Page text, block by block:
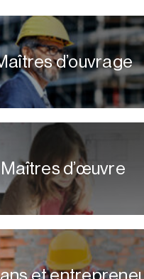
d’ouvrage
Maîtres d’œuvre
et